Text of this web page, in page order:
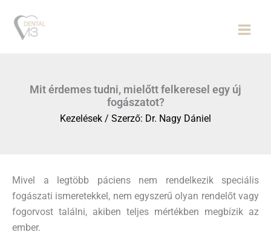
content
Mit érdemes tudni, mielőtt felkeresel egy új
fogászatot?
Kezelések / Szerző: Dr. Nagy Dániel
Mivel a legtöbb páciens nem rendelkezik speciális
fogászati ismeretekkel, nem egyszerű olyan rendelőt vagy
fogorvost találni, akiben teljes mértékben megbízik az
ember.